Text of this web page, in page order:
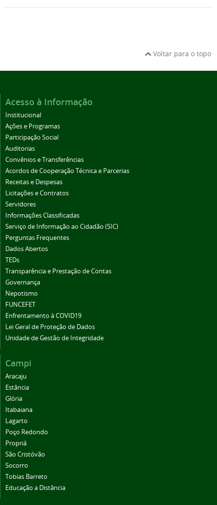
Voltar para o topo
Acesso à Informação
Institucional
Ações e Programas
Participação Social
Auditorias
Convênios e Transferências
Acordos de Cooperação Técnica e Parcerias
Receitas e Despesas
Licitações e Contratos
Servidores
Informações Classificadas
Serviço de Informação ao Cidadão (SIC)
Perguntas Frequentes
Dados Abertos
TEDs
Transparência e Prestação de Contas
Governança
Nepotismo
FUNCEFET
Enfrentamento à COVID19
Lei Geral de Proteção de Dados
Unidade de Gestão de Integridade
Campi
Aracaju
Estância
Glória
Itabaiana
Lagarto
Poço Redondo
Propriá
São Cristóvão
Socorro
Tobias Barreto
Educação a Distância